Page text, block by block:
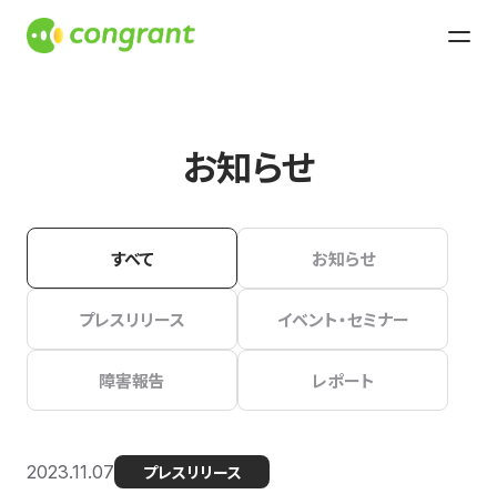
お知らせ
すべて お知らせ
プレスリリース イベント・セミナー
障害報告 レポート
2023.11.07 プレスリリース